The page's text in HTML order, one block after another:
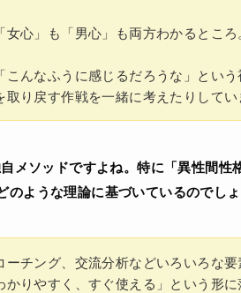
心」も「男心」も両方わかるところ
んなふうに感じるだろうな」という
り戻す作戦を一緒に考えたりしてい
メソッドですよね。特に「異性間性
ような理論に基づいているのでし
ーチング、交流分析などいろいろな
かりやすく、すぐ使える」という形